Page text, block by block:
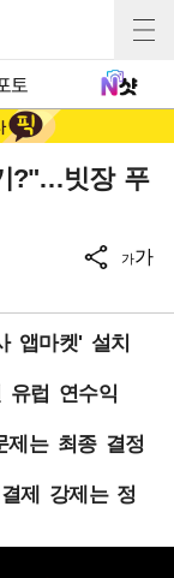
토
?"…빗장 푸
가가
앱마켓' 설치
유럽 연수익
제는 최종 결정
제 강제는 정